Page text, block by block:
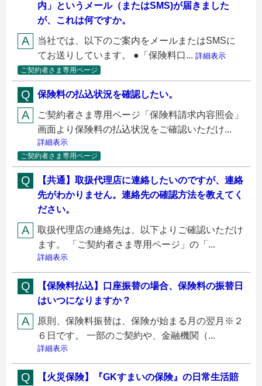
内」というメール（またはSMS)が届きました
が、これは何ですか。
当社では、以下のご案内をメールまたはSMSに
てお送りしています。 ●「保険料口... 詳細表示
ご契約者さま専用ページ
保険料の払込状況を確認したい。
ご契約者さま専用ページ「保険料請求内容照会」
画面より保険料の払込状況をご確認いただけ...
詳細表示
ご契約者さま専用ページ
【共通】取扱代理店に連絡したいのですが、連絡
先がわかりません。連絡先の確認方法を教えてく
ださい。
取扱代理店の連絡先は、以下よりご確認いただけ
ます。 「ご契約者さま専用ページ」の「...
詳細表示
【保険料払込】口座振替の場合、保険料の振替日
はいつになりますか？
原則、保険料振替は、保険が始まる月の翌月※２
６日です。 一部のご契約や、金融機関（...
詳細表示
【火災保険】『GKすまいの保険』の日常生活賠